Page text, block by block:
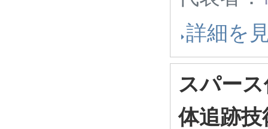
詳細を
スパー
体追跡